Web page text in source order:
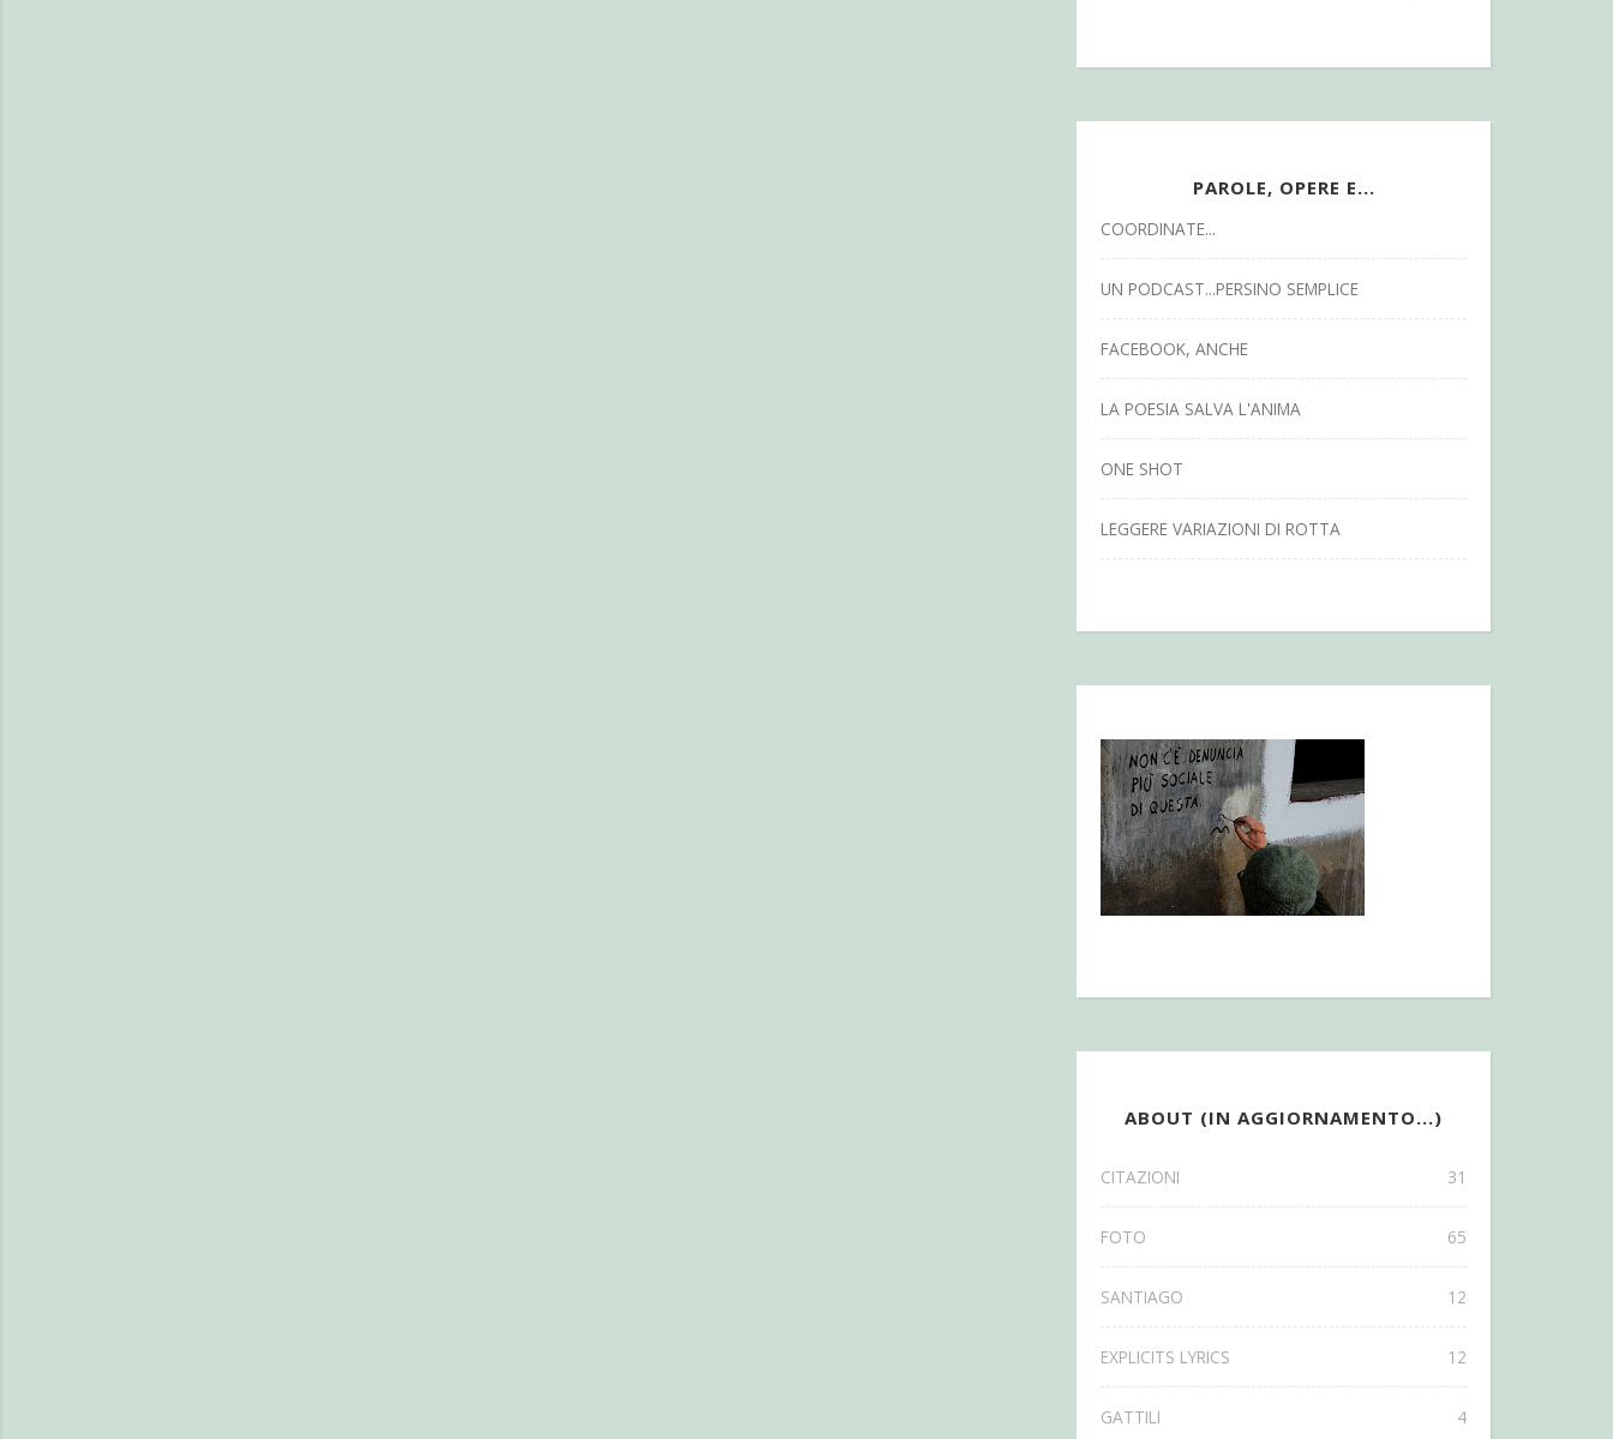
PAROLE, OPERE E...
COORDINATE...
UN PODCAST...PERSINO SEMPLICE
FACEBOOK, ANCHE
LA POESIA SALVA L'ANIMA
ONE SHOT
LEGGERE VARIAZIONI DI ROTTA
ABOUT (IN AGGIORNAMENTO...)
CITAZIONI 31
FOTO 65
SANTIAGO 12
EXPLICITS LYRICS 12
GATTILI 4